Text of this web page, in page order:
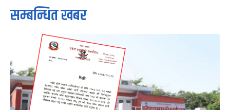
सम्बन्धित खबर